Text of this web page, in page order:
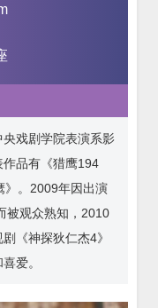
戏剧学院表演系影
品有《猎鹰194
》。2009年因出演
被观众熟知，2010
《神探狄仁杰4》
爱。